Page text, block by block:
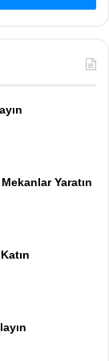
Yaratın